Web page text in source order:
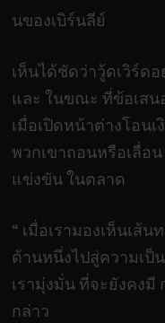
นของเบิร์นลีย์
เห็นได้ชัดว่าวู้ดเวิร์ด
และ ในขณะ ที่ข้อเสน
เมื่อเปิดหน้าต่างโอน
พวกเขาถอนหรือเลื่อ
แข่งขัน ในตลาด
“ เมื่อเรามองเห็นเส้
ด้านหนึ่งไปสู่ความเป็
เรามุ่งมั่น ที่จะยังคงมี
กล่าว